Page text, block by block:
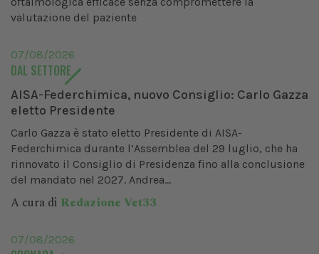
valutazione del paziente
07/08/2026
DAL SETTORE
AISA-Federchimica, nuovo Consiglio: Carlo Gazza
eletto Presidente
Carlo Gazza è stato eletto Presidente di AISA-
Federchimica durante l’Assemblea del 29 luglio, che ha
rinnovato il Consiglio di Presidenza fino alla conclusione
del mandato nel 2027. Andrea...
A cura di Redazione Vet33
07/08/2026